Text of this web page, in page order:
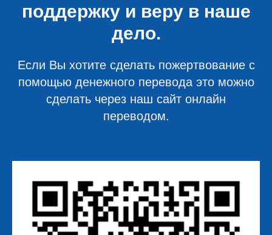
поддержку и веру в наше
дело.
Если Вы хотите сделать пожертвование с
помощью денежного перевода это можно
сделать через наш сайт онлайн
переводом.